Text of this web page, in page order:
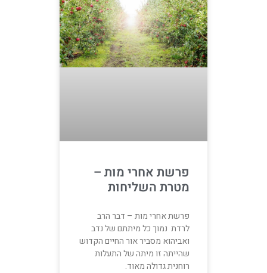
פרשת אחרי מות –
מטרת השליחות
פרשת אחרי מות – דבר הרב
לרדת נמוך כל מיתתם של נדב
ואביהוא מסביר אור החיים הקדוש
שהייתה זו מיתה של התעלות
רוחנית גדולה מאוד.